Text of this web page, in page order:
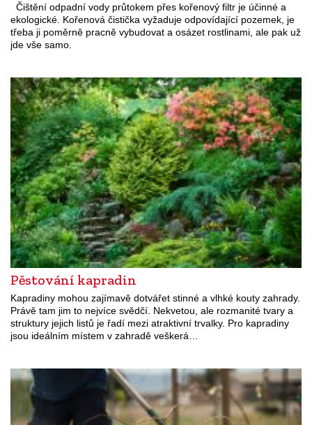
Čištění odpadní vody průtokem přes kořenový filtr je účinné a
ekologické. Kořenová čistička vyžaduje odpovídající pozemek, je
třeba ji poměrně pracně vybudovat a osázet rostlinami, ale pak už
jde vše samo.
Pěstování kapradin
Kapradiny mohou zajímavě dotvářet stinné a vlhké kouty zahrady.
Právě tam jim to nejvíce svědčí. Nekvetou, ale rozmanité tvary a
struktury jejich listů je řadí mezi atraktivní trvalky. Pro kapradiny
jsou ideálním místem v zahradě veškerá…